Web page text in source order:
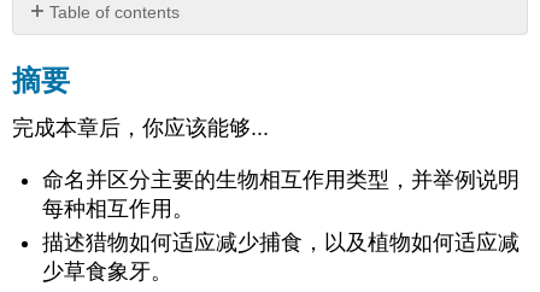
Table of contents
要
归
因
摘要
完成本章后，你应该能够...
命名并区分主要的生物相互作用类型，并举例说明
每种相互作用。
描述猎物如何适应减少捕食，以及植物如何适应减
少草食象牙。